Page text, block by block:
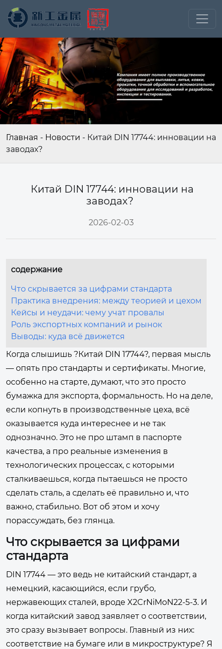
Главная - Новости - Китай DIN 17744: инновации на
заводах?
Китай DIN 17744: инновации на
заводах?
2026-02-03
содержание
Что скрывается за цифрами стандарта
Практика внедрения: между теорией и цехом
Кейсы и неудачи: чему учат провалы
Роль экспортных компаний и рынок
Выводы: куда всё движется
Когда слышишь ?Китай DIN 17744?, первая мысль
— опять про стандарты и сертификаты. Многие,
особенно на старте, думают, что это просто
бумажка для экспорта, формальность. Но на деле,
если копнуть в производственные цеха, всё
оказывается куда интереснее и не так
однозначно. Это не про штамп в паспорте
качества, а про реальные изменения в
технологических процессах, с которыми
сталкиваешься, когда пытаешься не просто
сделать сталь, а сделать её правильно и, что
важно, стабильно. Вот об этом и хочу
порассуждать, без глянца.
Что скрывается за цифрами
стандарта
DIN 17744 — это ведь не китайский стандарт, а
немецкий, касающийся, если грубо,
нержавеющих сталей, вроде X2CrNiMoN22-5-3. И
когда китайский завод заявляет о соответствии,
это сразу вызывает вопросы. Главный из них:
соответствие на бумаге или в микроструктуре? Я